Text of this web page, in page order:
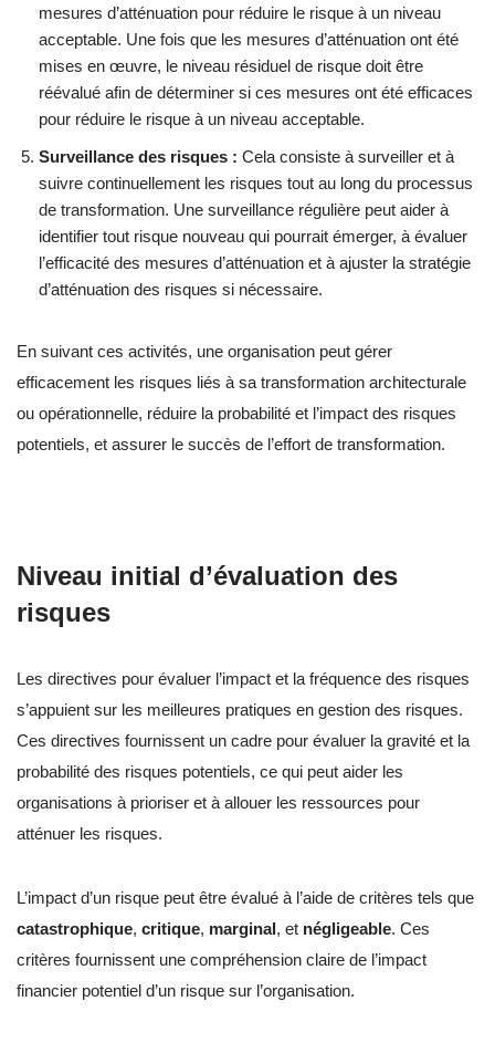
mesures d’atténuation pour réduire le risque à un niveau
acceptable. Une fois que les mesures d’atténuation ont été
mises en œuvre, le niveau résiduel de risque doit être
réévalué afin de déterminer si ces mesures ont été efficaces
pour réduire le risque à un niveau acceptable.
Surveillance des risques : Cela consiste à surveiller et à
suivre continuellement les risques tout au long du processus
de transformation. Une surveillance régulière peut aider à
identifier tout risque nouveau qui pourrait émerger, à évaluer
l’efficacité des mesures d’atténuation et à ajuster la stratégie
d’atténuation des risques si nécessaire.
En suivant ces activités, une organisation peut gérer
efficacement les risques liés à sa transformation architecturale
ou opérationnelle, réduire la probabilité et l’impact des risques
potentiels, et assurer le succès de l’effort de transformation.
Niveau initial d’évaluation des
risques
Les directives pour évaluer l’impact et la fréquence des risques
s’appuient sur les meilleures pratiques en gestion des risques.
Ces directives fournissent un cadre pour évaluer la gravité et la
probabilité des risques potentiels, ce qui peut aider les
organisations à prioriser et à allouer les ressources pour
atténuer les risques.
L’impact d’un risque peut être évalué à l’aide de critères tels que
catastrophique, critique, marginal, et négligeable. Ces
critères fournissent une compréhension claire de l’impact
financier potentiel d’un risque sur l’organisation.